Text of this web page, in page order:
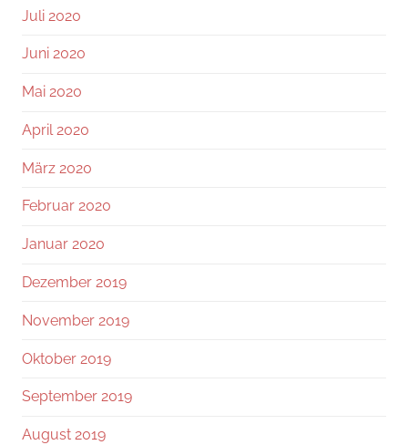
Juli 2020
Juni 2020
Mai 2020
April 2020
März 2020
Februar 2020
Januar 2020
Dezember 2019
November 2019
Oktober 2019
September 2019
August 2019